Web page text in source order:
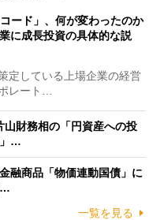
ード」、何が変わったのか
に成長投資の具体的な説
定している上場企業の経営
レート…
山財務相の「円資産への投
」…
融商品「物価連動国債」に
…
一覧を見る